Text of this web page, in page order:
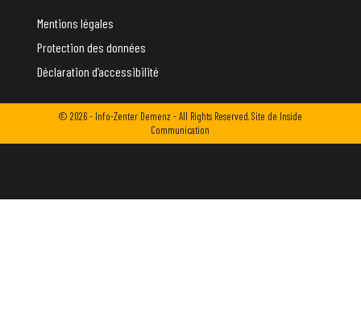
Mentions légales
Protection des données
Déclaration d’accessibilité
© 2026 - Info-Zenter Demenz - All Rights Reserved. Site de Inside
Communication